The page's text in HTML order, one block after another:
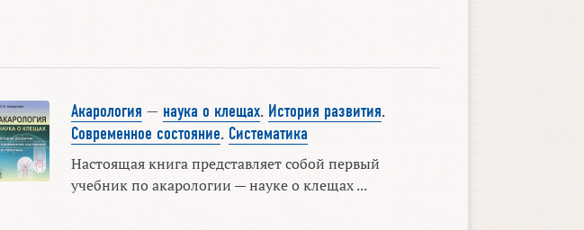
Акарология — наука о клещах. История развития.
Современное состояние. Систематика
Настоящая книга представляет собой первый
учебник по акарологии — науке о клещах ...